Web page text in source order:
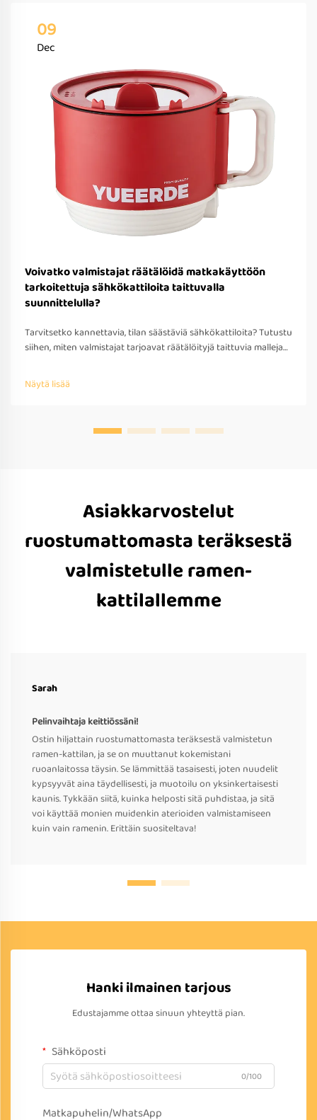
09
Dec
Voivatko valmistajat räätälöidä matkakäyttöön
tarkoitettuja sähkökattiloita taittuvalla
suunnittelulla?
Tarvitsetko kannettavia, tilan säästäviä sähkökattiloita? Tutustu
siihen, miten valmistajat tarjoavat räätälöityjä taittuvia malleja
kansainvälinen yhteensopivuus. Pyydä tarjous jo tänään.
Näytä lisää
Asiakkarvostelut
ruostumattomasta teräksestä
valmistetulle ramen-
kattilallemme
Sarah
Pelinvaihtaja keittiössäni!
Ostin hiljattain ruostumattomasta teräksestä valmistetun
ramen-kattilan, ja se on muuttanut kokemistani
ruoanlaitossa täysin. Se lämmittää tasaisesti, joten nuudelit
kypsyyvät aina täydellisesti, ja muotoilu on yksinkertaisesti
kaunis. Tykkään siitä, kuinka helposti sitä puhdistaa, ja sitä
voi käyttää monien muidenkin aterioiden valmistamiseen
kuin vain ramenin. Erittäin suositeltava!
Hanki ilmainen tarjous
Edustajamme ottaa sinuun yhteyttä pian.
Sähköposti
0/100
Matkapuhelin/WhatsApp